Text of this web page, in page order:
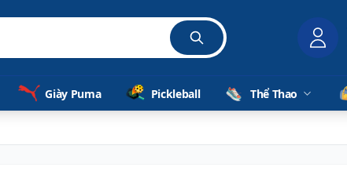
Giày Puma Pickleball Thể Thao